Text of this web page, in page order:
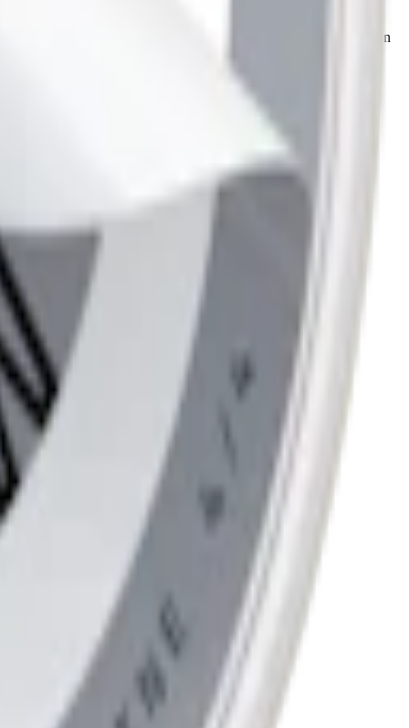
upplevelse i smaker som Watermelon Emilias Edition